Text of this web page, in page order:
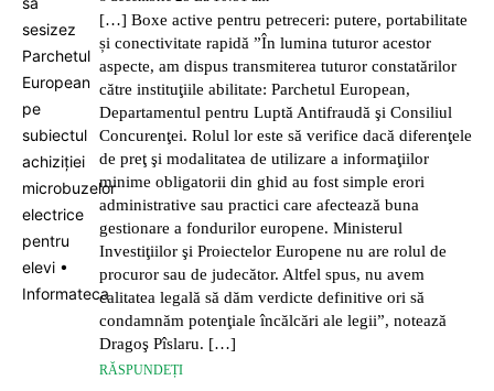
[…] Boxe active pentru petreceri: putere, portabilitate
și conectivitate rapidă ”În lumina tuturor acestor
aspecte, am dispus transmiterea tuturor constatărilor
către instituţiile abilitate: Parchetul European,
Departamentul pentru Luptă Antifraudă şi Consiliul
Concurenţei. Rolul lor este să verifice dacă diferenţele
de preţ şi modalitatea de utilizare a informaţiilor
minime obligatorii din ghid au fost simple erori
administrative sau practici care afectează buna
gestionare a fondurilor europene. Ministerul
Investiţiilor şi Proiectelor Europene nu are rolul de
procuror sau de judecător. Altfel spus, nu avem
calitatea legală să dăm verdicte definitive ori să
condamnăm potenţiale încălcări ale legii”, notează
Dragoş Pîslaru. […]
RĂSPUNDEȚI